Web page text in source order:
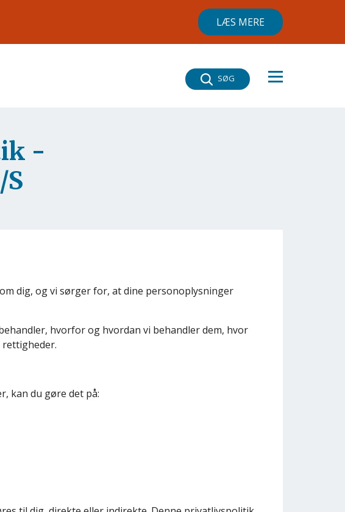
LÆS MERE
SØG
-
dig, og vi sørger for, at dine personoplysninger
hvorfor og hvordan vi behandler dem, hvor
kan du gøre det på: